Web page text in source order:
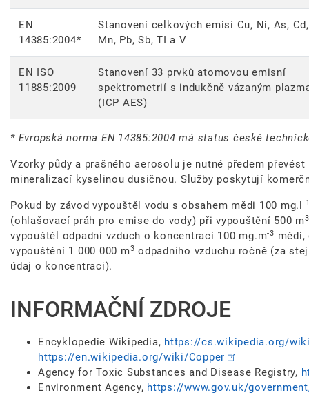
EN
14385:2004*
Stanovení celkových emisí Cu, Ni, As,
Mn, Pb, Sb, TI a V
EN ISO
11885:2009
Stanovení 33 prvků atomovou emisní
spektrometrií s indukčně vázaným
(ICP AES)
* Evropská norma EN 14385:2004 má status české
Vzorky půdy a prašného aerosolu je nutné předem
mineralizací kyselinou dusičnou. Služby poskytují
Pokud by závod vypouštěl vodu s obsahem mědi 100 mg.l -
(ohlašovací práh pro emise do vody) při vypouštění 500 m3
vypouštěl odpadní vzduch o koncentraci 100 mg.m-3
vypouštění 1 000 000 m3 odpadního vzduchu ročně (za
údaj o koncentraci).
INFORMAČNÍ ZDROJE
Encyklopedie Wikipedia, https://cs.wikipedia.org/wiki/
https://en.wikipedia.org/wiki/Copper
Agency for Toxic Substances and Disease Registry,
Environment Agency, https://www.gov.uk/